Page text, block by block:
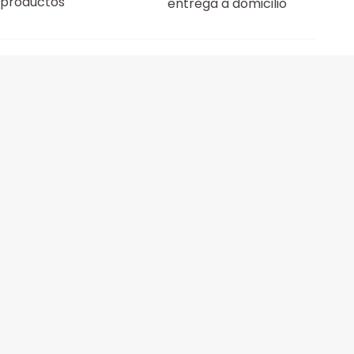
entrega a domicilio